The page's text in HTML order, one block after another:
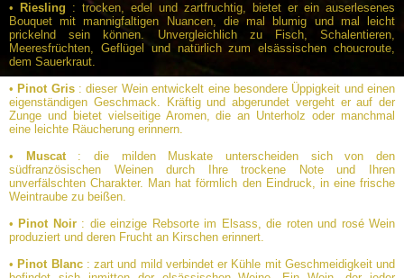
•
Riesling : trocken, edel und zartfruchtig, bietet er ein auserlesenes
Bouquet mit mannigfaltigen Nuancen, die mal blumig und mal leicht
prickelnd sein können. Unvergleichlich zu Fisch, Schalentieren,
Meeresfrüchten, Geflügel und natürlich zum elsässischen choucroute,
dem Sauerkraut.
• Pinot Gris: dieser Wein entwickelt eine besondere Üppigkeit und einen
eigenständigen Geschmack. Kräftig und abgerundet vergeht er auf der
Zunge und bietet vielseitige Aromen, die an Unterholz oder manchmal
eine leichte Räucherung erinnern.
•
Muscat: die milden Muskate unterscheiden sich von den
südfranzösischen Weinen durch Ihre trockene Note und Ihren
unverfälschten Charakter. Man hat förmlich den Eindruck, in eine frische
Weintraube zu beißen.
• Pinot Noir: die einzige Rebsorte im Elsass, die roten und rosé Wein
produziert und deren Frucht an Kirschen erinnert.
• Pinot Blanc: zart und mild verbindet er Kühle mit Geschmeidigkeit und